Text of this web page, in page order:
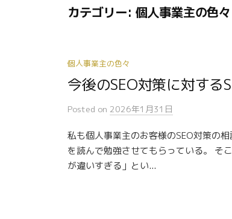
カテゴリー: 個人事業主の色々
個人事業主の色々
今後のSEO対策に対する
Posted on 2026年1月31日
私も個人事業主のお客様のSEO対策の
を読んで勉強させてもらっている。 そ
が違いすぎる」とい...